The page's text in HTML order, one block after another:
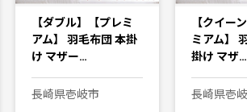
【ダブル】【プレミ
アム】 羽毛布団 本掛
け マザー…
長崎県壱岐市
【クイー
ミアム】
掛け マザ…
長崎県壱